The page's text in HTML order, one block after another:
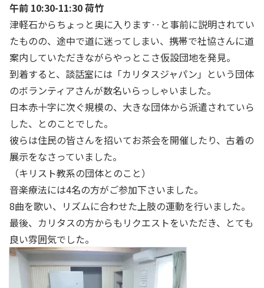
午前 10:30-11:30 荷竹
津軽石からちょっと奥に入ります‥と事前に説明されてい
たものの、途中で道に迷ってしまい、携帯で社協さんに道
案内していただきながらやっとこさ仮設団地を発見。
到着すると、談話室には「カリタスジャパン」という団体
のボランティアさんが数名いらっしゃいました。
日本赤十字に次ぐ規模の、大きな団体から派遣されていら
した、とのことでした。
彼らは住民の皆さんを招いてお茶会を開催したり、古着の
展示をなさっていました。
（キリスト教系の団体とのこと）
音楽療法には4名の方がご参加下さいました。
8曲を歌い、リズムに合わせた上肢の運動を行いました。
最後、カリタスの方からもリクエストをいただき、とても
良い雰囲気でした。